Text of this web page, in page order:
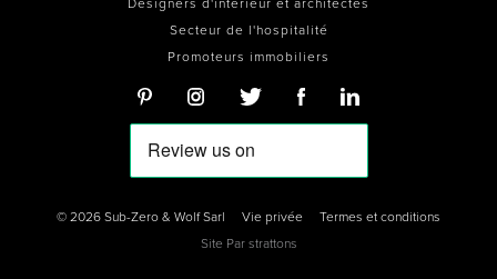
Secteur de l'hospitalité
Promoteurs immobiliers
© 2026 Sub-Zero & Wolf Sarl Vie privée
Termes et conditions
Site Par strattons